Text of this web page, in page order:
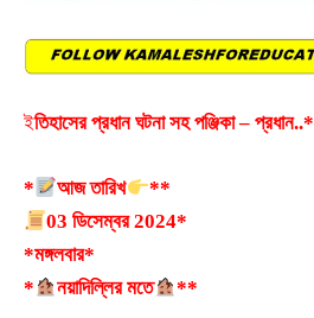
ইতিহাসের প্রধান ঘটনা সহ পঞ্জিকা – প্রধান..*
* আজ তারিখ
**
03 ডিসেম্বর 2024*
*মঙ্গলবার*
*
নয়াদিল্লির মতে **